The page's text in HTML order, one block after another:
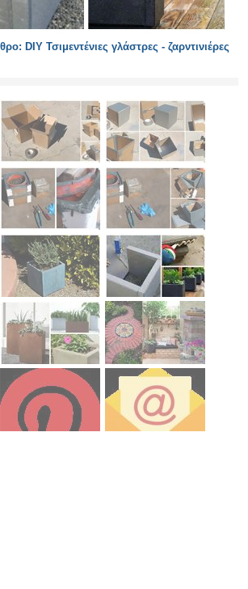
DIY Τσιμεντένιες γλάστρες - ζαρντινιέρες